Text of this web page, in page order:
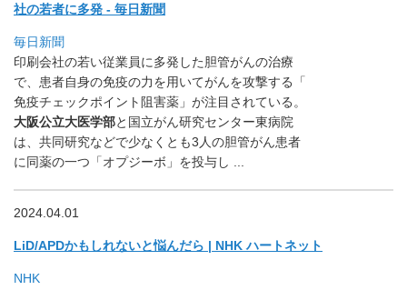
社の若者に多発 - 毎日新聞
毎日新聞
印刷会社の若い従業員に多発した胆管がんの治療
で、 患者自身の免疫の力を用いてがんを攻撃する「
免疫チェックポイント阻害薬」が注目されている。
大阪公立大医学部と国立がん研究センター東病院
は、共同研究などで少なくとも3人の胆管がん患者
に同薬の一つ「オプジーボ」を投与し .
2024.04.01
LiD/APDかもしれないと悩んだら | NHK ハートネット
NHK